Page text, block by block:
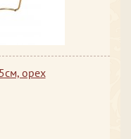
орех